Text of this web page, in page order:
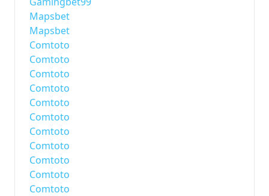
Mapsbet
Mapsbet
Comtoto
Comtoto
Comtoto
Comtoto
Comtoto
Comtoto
Comtoto
Comtoto
Comtoto
Comtoto
Comtoto